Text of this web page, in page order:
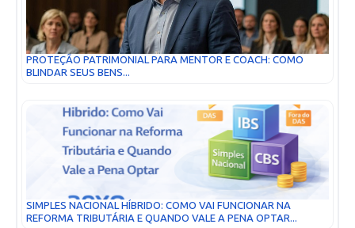
PROTEÇÃO PATRIMONIAL PARA MENTOR E COACH: COMO
BLINDAR SEUS BENS...
SIMPLES NACIONAL HÍBRIDO: COMO VAI FUNCIONAR NA
REFORMA TRIBUTÁRIA E QUANDO VALE A PENA OPTAR...